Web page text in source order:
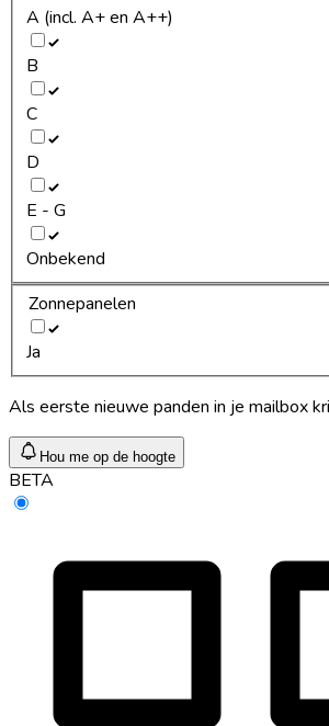
A (incl. A+ en A++)
B
C
D
E - G
Onbekend
Zonnepanelen
Ja
Als eerste nieuwe panden in je mailbox
Hou me op de hoogte
BETA